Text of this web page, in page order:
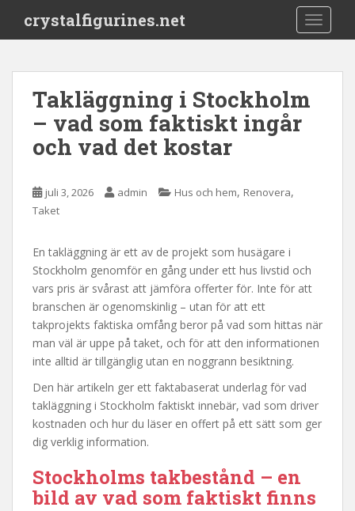
i
crystalfigurines.net
Takläggning i Stockholm
– vad som faktiskt ingår
och vad det kostar
juli 3, 2026 admin Hus och hem, Renovera,
Taket
En takläggning är ett av de projekt som husägare i
Stockholm genomför en gång under ett hus livstid och
vars pris är svårast att jämföra offerter för. Inte för att
branschen är ogenomskinlig – utan för att ett
takprojekts faktiska omfång beror på vad som hittas när
man väl är uppe på taket, och för att den informationen
inte alltid är tillgänglig utan en noggrann besiktning.
Den här artikeln ger ett faktabaserat underlag för vad
takläggning i Stockholm faktiskt innebär, vad som driver
kostnaden och hur du läser en offert på ett sätt som ger
dig verklig information.
Stockholms takbestånd – en
bild av vad som faktiskt finns